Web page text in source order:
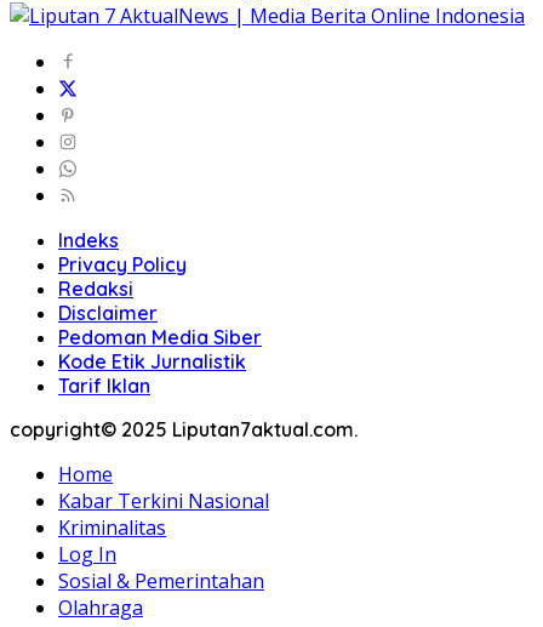
Indeks
Privacy Policy
Redaksi
Disclaimer
Pedoman Media Siber
Kode Etik Jurnalistik
Tarif Iklan
copyright© 2025 Liputan7aktual.com.
Home
Kabar Terkini Nasional
Kriminalitas
Log In
Sosial & Pemerintahan
Olahraga